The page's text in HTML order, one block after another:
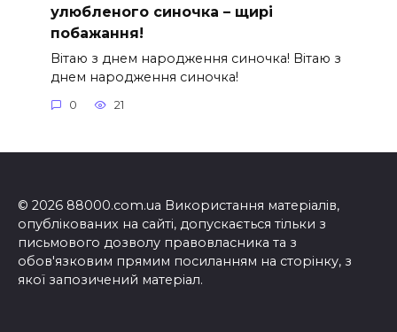
улюбленого синочка – щирі
побажання!
Вітаю з днем народження синочка! Вітаю з
днем народження синочка!
0 21
© 2026 88000.com.ua Використання матеріалів,
опублікованих на сайті, допускається тільки з
письмового дозволу правовласника та з
обов'язковим прямим посиланням на сторінку, з
якої запозичений матеріал.